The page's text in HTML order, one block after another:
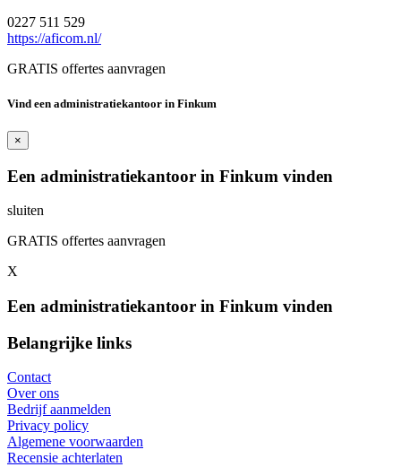
0227 511 529
https://aficom.nl/
GRATIS offertes aanvragen
Vind een administratiekantoor in Finkum
×
Een administratiekantoor in Finkum vinden
sluiten
GRATIS offertes aanvragen
X
Een administratiekantoor in Finkum vinden
Belangrijke links
Contact
Over ons
Bedrijf aanmelden
Privacy policy
Algemene voorwaarden
Recensie achterlaten